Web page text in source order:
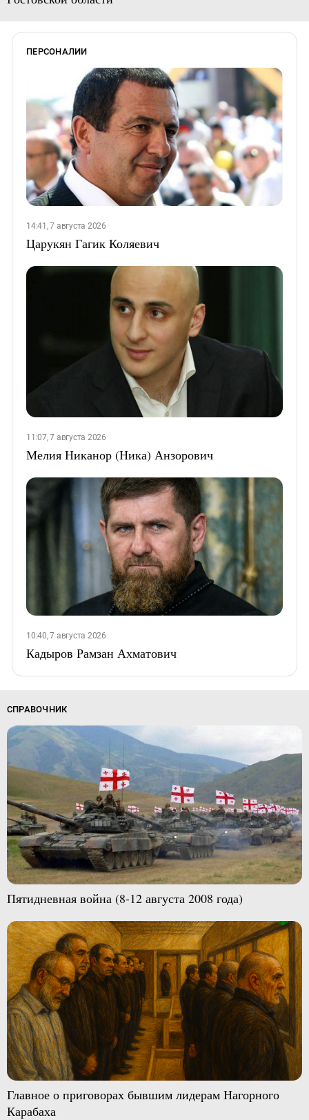
ПЕРСОНАЛИИ
14:41, 7 августа 2026
Царукян Гагик Коляевич
11:07, 7 августа 2026
Мелия Никанор (Ника) Анзорович
10:40, 7 августа 2026
Кадыров Рамзан Ахматович
СПРАВОЧНИК
Пятидневная война (8-12 августа 2008 года)
Главное о приговорах бывшим лидерам Нагорного
Карабаха